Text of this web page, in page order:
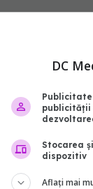
a hotărât
în
existente
DC
publicității
Stocarea
dispozitiv
Aflați mai